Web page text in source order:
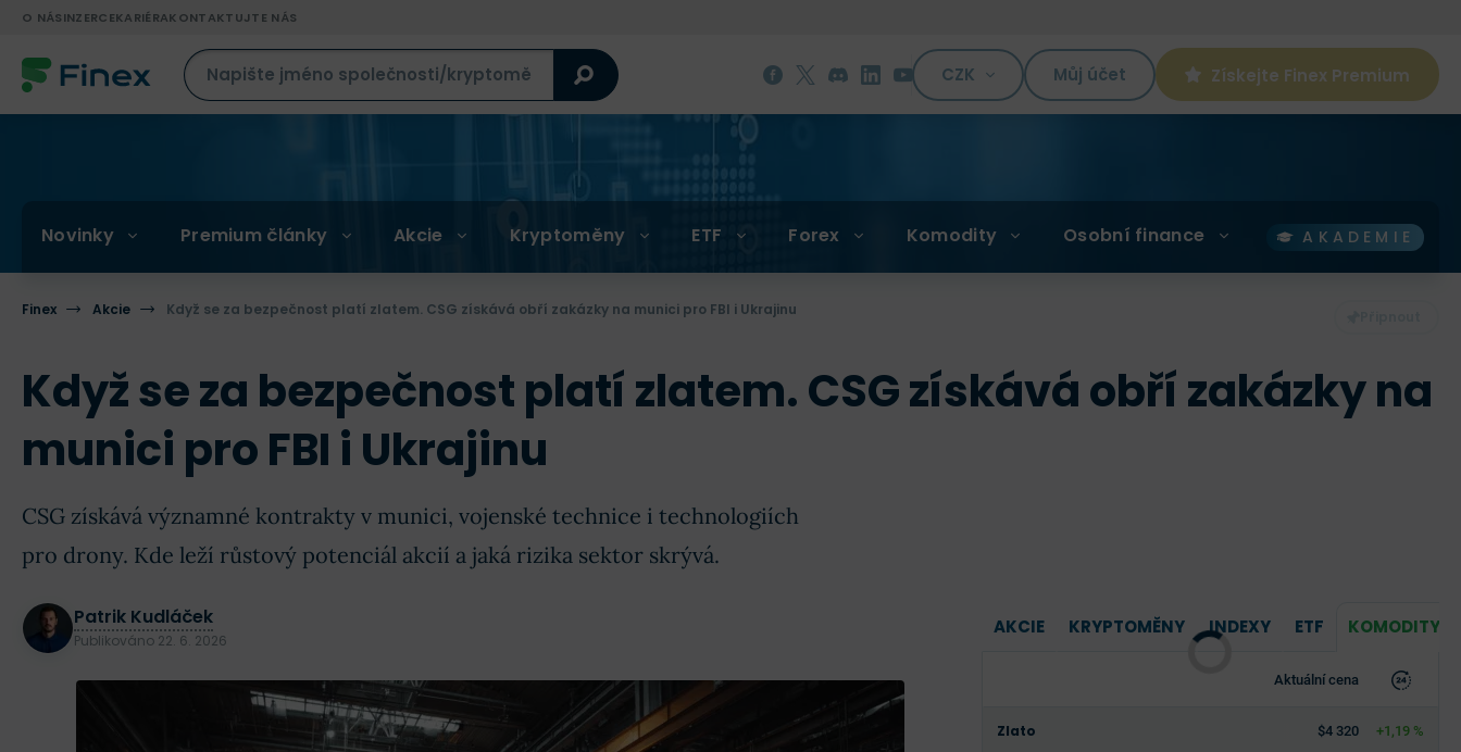
O NÁSINZERCEKARIÉRAKONTAKTUJTE NÁS
CZK Můj účet Získejte Finex Premium
Novinky Premium články Akcie Kryptoměny ETF Forex Komodity Osobní finance AKADEMIE
Finex Akcie Když se za bezpečnost platí zlatem. CSG získává obří zakázky na munici pro FBI i Ukrajinu
Když se za bezpečnost platí zlatem. CSG získává obří zakázky na
munici pro FBI i Ukrajinu
CSG získává významné kontrakty v munici, vojenské technice i technologiích
pro drony. Kde leží růstový potenciál akcií a jaká rizika sektor skrývá.
Patrik Kudláček
Publikováno 22. 6. 2026
AKCIE KRYPTOMĚNY INDEXY ETF KOMODITY
Aktuální cena
Zlato $4 320 +1,19 %